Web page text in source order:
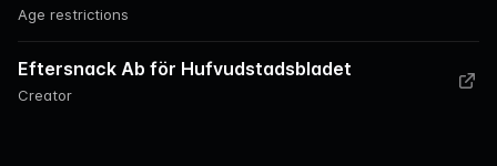
Age restrictions
Creator
Eftersnack Ab för Hufvudstadsbladet